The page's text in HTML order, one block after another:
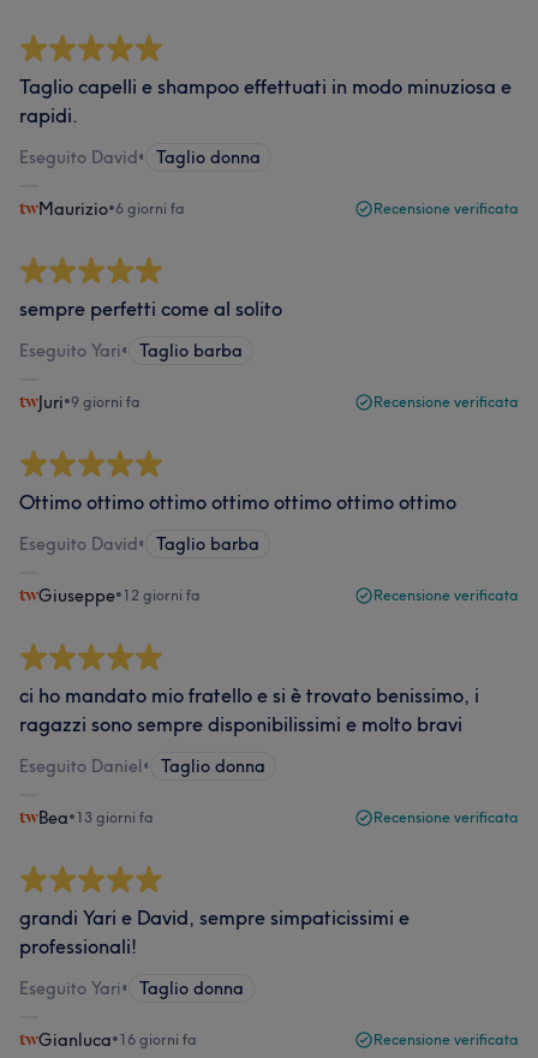
Taglio capelli e shampoo effettuati in modo minuziosa e
rapidi.
Eseguito David• Taglio donna
Maurizio•6 giorni fa Recensione verificata
sempre perfetti come al solito
Eseguito Yari• Taglio barba
Juri•9 giorni fa Recensione verificata
Ottimo ottimo ottimo ottimo ottimo ottimo ottimo
Eseguito David• Taglio barba
Giuseppe•12 giorni fa Recensione verificata
ci ho mandato mio fratello e si è trovato benissimo, i
ragazzi sono sempre disponibilissimi e molto bravi
Eseguito Daniel• Taglio donna
Bea•13 giorni fa Recensione verificata
grandi Yari e David, sempre simpaticissimi e
professionali!
Eseguito Yari• Taglio donna
Gianluca•16 giorni fa Recensione verificata